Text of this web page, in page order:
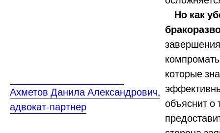
Ахметов Данила Александрович,
адвокат-партнер
Но как
которые
объяснит о